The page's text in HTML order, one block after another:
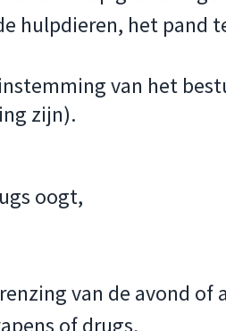
hulpdieren, het pand
van het
zijn).
oogt,
van de avond of
of drugs,